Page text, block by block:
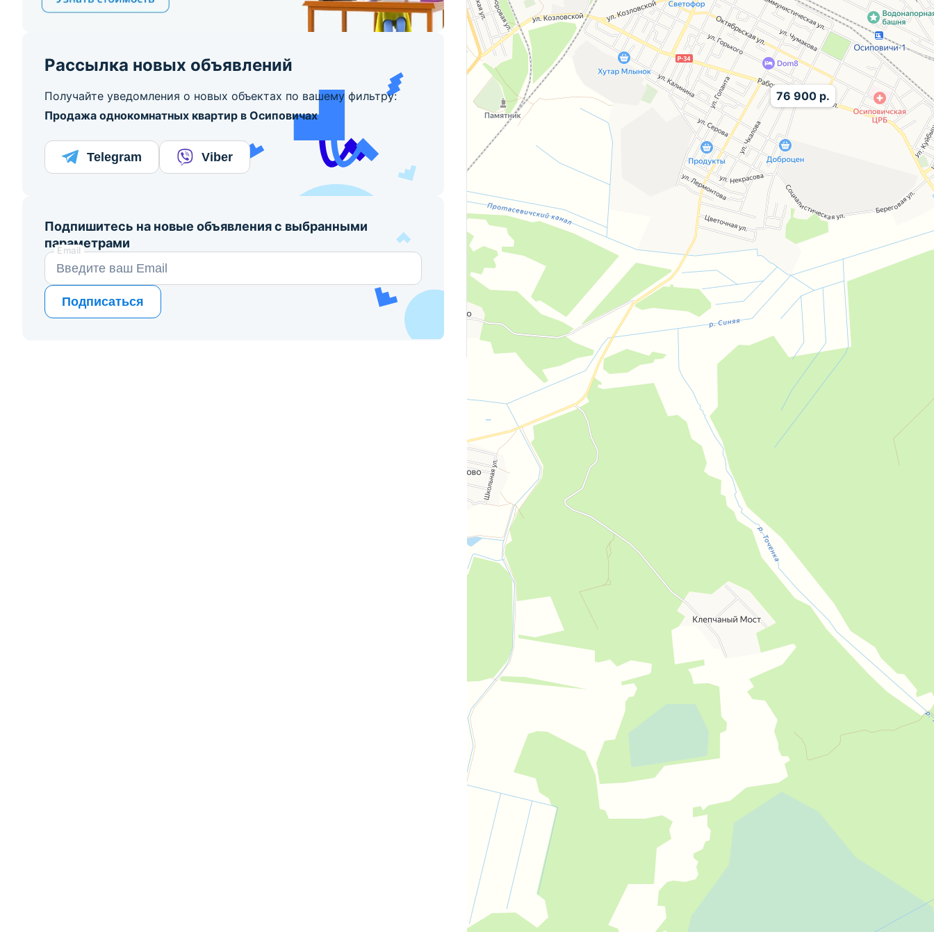
Рассылка новых объявлений
Получайте уведомления о новых объектах по вашему фильтру:
Продажа однокомнатных квартир в Осиповичах
Telegram Viber
Подпишитесь на новые объявления с выбранными
параметрами
Email
Подписаться
76 900 р.